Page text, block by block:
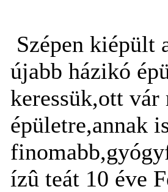
Szépen kiépült
újabb házikó
keressük,ott vár
épületre,annak
ízû teát 10 éve